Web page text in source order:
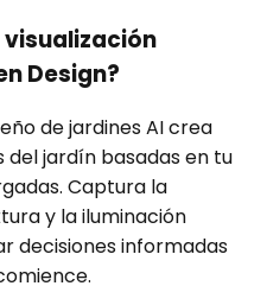
visualización
Design?
de jardines AI crea
del jardín basadas en tu
Captura la
y la iluminación
decisiones informadas